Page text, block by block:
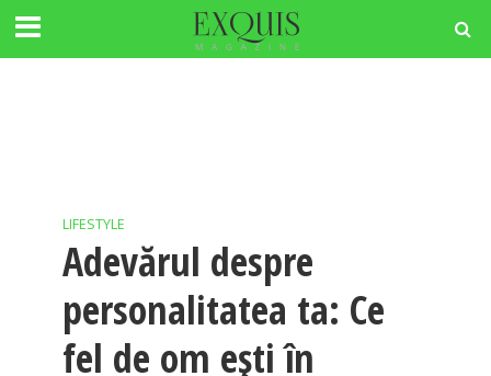
LIFESTYLE
Adevărul despre
personalitatea ta: Ce
fel de om eşti în